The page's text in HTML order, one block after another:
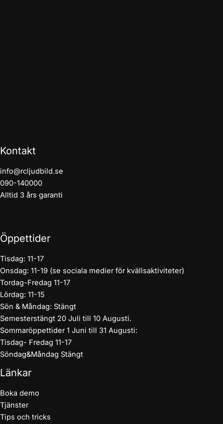
Kontakt
info@rcljudbild.se
090-140000
Alltid 3 års garanti
Öppettider
Tisdag: 11-17
Onsdag: 11-19 (se sociala medier för kvällsaktiviteter)
Tordag-Fredag 11-17
Lördag: 11-15
Sön & Måndag: Stängt
Semesterstängt 20 Juli till 10 Augusti.
Sommaröppettider 1 Juni till 31 Augusti:
Tisdag- Fredag 11-17
Söndag&Måndag Stängt
Länkar
Boka demo
Tjänster
Tips och tricks